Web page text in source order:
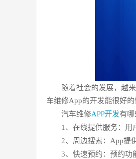
随着社会的发展，越
车维修App的开发能很好的
汽车维修APP开发有哪
1、在线提供服务：用
2、周边搜索：App提
3、快速预约：预约功